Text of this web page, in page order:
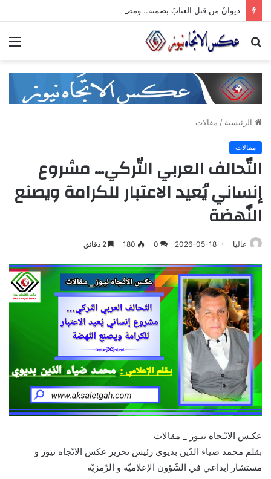
ديوانُ من قتل العتابَ بصمته.. ومضى خلف الأبوابِ يجرُّ ماضيه
بحث
الرئيسية / مقالات
مقالات
التّحالف العربي التّركي… مشروع
إنساني يُعيد الاعتبار للكرامة ويصنع
النّهضة
غاليا 2026-05-18
0
180
عكـس الاتّـجاه نيـوز _ مقالات
بقلم محمد ضياء الدّين بديوي رئيس تحرير عكس الاتّجاه نيوز و
مستشار إبداعي في الشّؤون الإعلاميّة و الرّمزيّة